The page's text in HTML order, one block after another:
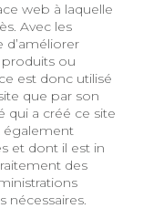
web à laquelle
Avec les
d’améliorer
ou
que par son
qui a créé ce site
et dont il est in
des
nécessaires.